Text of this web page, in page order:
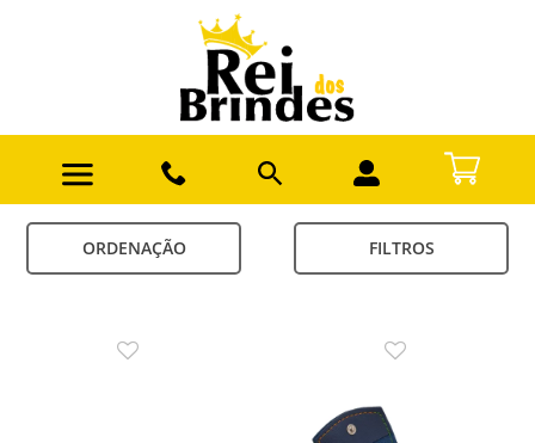
ORDENAÇÃO FILTROS